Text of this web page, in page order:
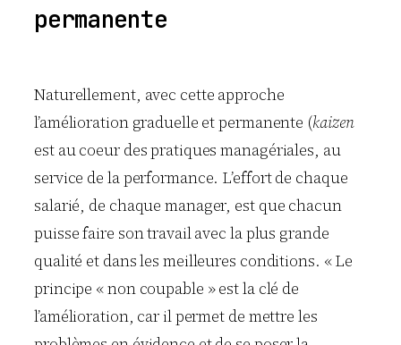
permanente
Naturellement, avec cette approche
l’amélioration graduelle et permanente (kaizen
est au coeur des pratiques managériales, au
service de la performance. L’effort de chaque
salarié, de chaque manager, est que chacun
puisse faire son travail avec la plus grande
qualité et dans les meilleures conditions. « Le
principe « non coupable » est la clé de
l’amélioration, car il permet de mettre les